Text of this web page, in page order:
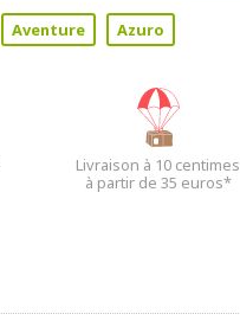
Aventure Azuro
Livraison à 10 centimes
à partir de 35 euros*